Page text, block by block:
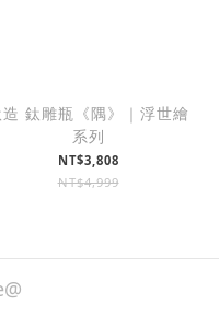
鈦雕瓶《隅》｜浮世繪
系列
NT$3,808
NT$4,999